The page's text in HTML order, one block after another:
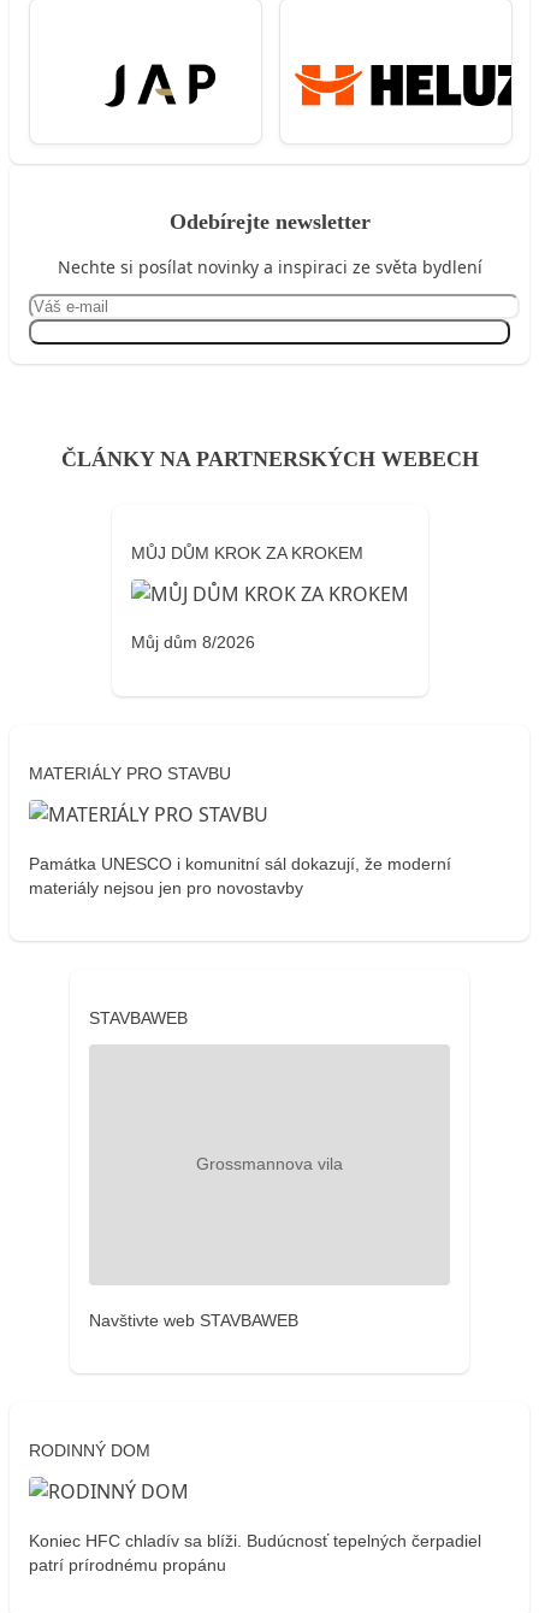
Odebírejte newsletter
Nechte si posílat novinky a inspiraci ze světa bydlení
ČLÁNKY NA PARTNERSKÝCH WEBECH
MŮJ DŮM KROK ZA KROKEM
Můj dům 8/2026
MATERIÁLY PRO STAVBU
Památka UNESCO i komunitní sál dokazují, že moderní
materiály nejsou jen pro novostavby
STAVBAWEB
Navštivte web STAVBAWEB
RODINNÝ DOM
Koniec HFC chladív sa blíži. Budúcnosť tepelných čerpadiel
patrí prírodnému propánu